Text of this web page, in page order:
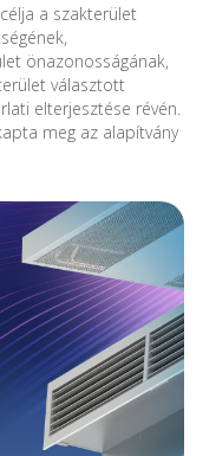
a szakterület
önazonosságának,
választott
elterjesztése révén.
meg az alapítvány